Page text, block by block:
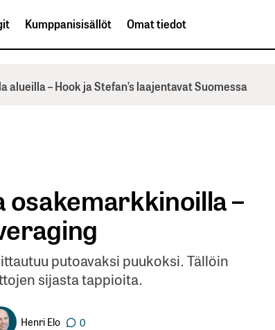
Kumppanisisällöt Omat tiedot
alueilla – Hook ja Stefan’s laajentavat Suomessa
–
putoavaksi puukoksi. Tällöin
sijasta tappioita.
Henri Elo 0